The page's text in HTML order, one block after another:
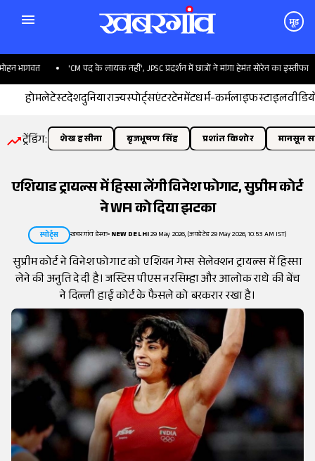
मूड
'CM पद के लायक नहीं', JPSC प्रदर्शन में छात्रों ने मांगा हेमंत सोरेन का इस्तीफा
होमलेटेस्टदेशदुनियाराज्यस्पोर्ट्सएंटरटेनमेंटधर्म-कर्मलाइफस्टाइल
ट्रेंडिंग: शेख हसीना बृजभूषण सिंह प्रशांत किशोर मानसून
एशियाड ट्रायल्स में हिस्सा लेंगी विनेश फोगाट, सुप्रीम कोर्ट
ने WFI को दिया झटका
स्पोर्ट्स खबरगांव डेस्क•NEW DELHI29 May 2026, (अपडेटेड 29 May 2026, 10:53 AM IST)
सुप्रीम कोर्ट ने विनेश फोगाट को एशियन गेम्स सेलेक्शन ट्रायल्स में हिस्सा
लेने की अनुति दे दी है। जस्टिस पीएस नरसिम्हा और आलोक राधे की बेंच
ने दिल्ली हाई कोर्ट के फैसले को बरकरार रखा है।